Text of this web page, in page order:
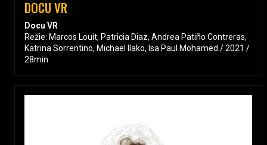
DOCU VR
Docu VR
Režie: Marcos Louit, Patricia Diaz, Andrea Patiño Contreras,
Katrina Sorrentino, Michael Ilako, Isa Paul Mohamed / 2021 /
28min